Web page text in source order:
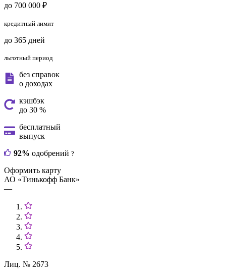
до 700 000 ₽
кредитный лимит
до 365 дней
льготный период
без справок
о доходах
кэшбэк
до 30 %
бесплатный
выпуск
92% одобрений ?
Оформить карту
АО «Тинькофф Банк»
—
Лиц. № 2673